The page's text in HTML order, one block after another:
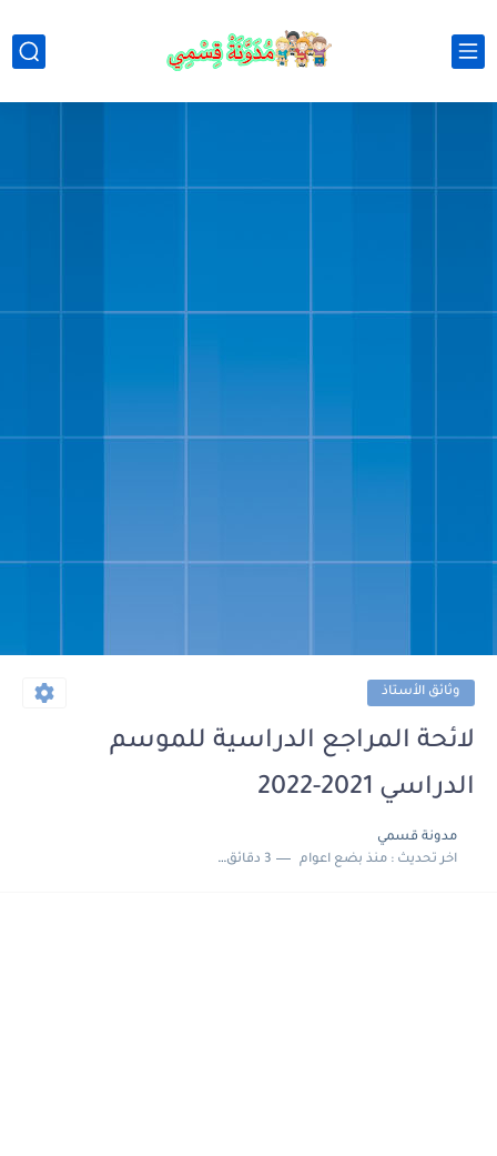
وثائق الأستاذ
لائحة المراجع الدراسية للموسم
الدراسي 2021-2022
مدونة قسمي
اخر تحديث :منذ بضع اعوام 3 دقائق للقراءة